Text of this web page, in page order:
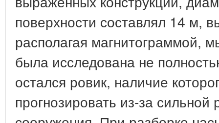
поверхности составлял 14 м,
располагая магнитограммой,
была исследована не
остался ровик, наличие
прогнозировать из-за